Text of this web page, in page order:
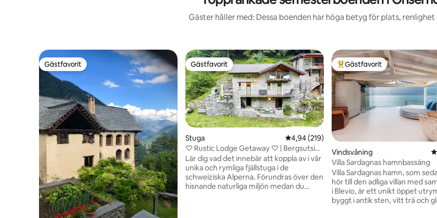
Gäster håller med: Dessa boenden har höga betyg för plats, renlighet
Gästfavorit
Gästfavorit Gästfavorit
Gästfavorit
Stuga 4,94 av 5 i genomsnittligt betyg, 219
4,94 (219)
♡ Rustic Lodge Getaway ♡ | Bergsutsikt,
grill, Pkg
Lär dig vad det innebär att koppla av i vår
unika och rymliga fjällstuga i de
schweiziska Alperna. Förundras över den
hisnande naturliga miljön medan du
Populär gästfavorit
Gästfavorit
Vindsvåning
Villa Sardagnas hamnbassäng
Villa Sardagnas hamn, som
hör till den adliga villan med
i Blevio, är ett unikt öppet
byggt i antik sten, vitt trä och